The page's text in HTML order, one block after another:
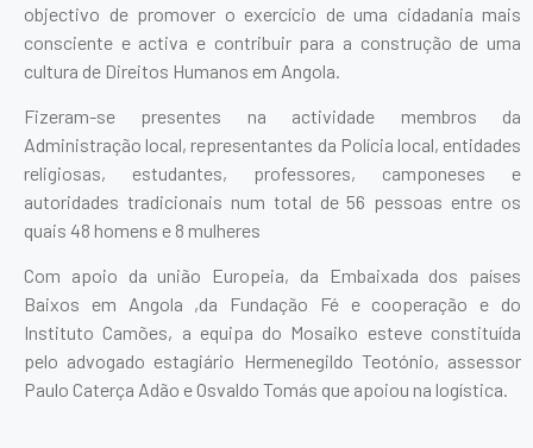
objectivo de promover o exercício de uma cidadania mais
consciente e activa e contribuir para a construção de uma
cultura de Direitos Humanos em Angola.
Fizeram-se presentes na actividade membros da
Administração local, representantes da Polícia local, entidades
religiosas, estudantes, professores, camponeses e
autoridades tradicionais num total de 56 pessoas entre os
quais 48 homens e 8 mulheres
Com apoio da união Europeia, da Embaixada dos países
Baixos em Angola ,da Fundação Fé e cooperação e do
Instituto Camões, a equipa do Mosaiko esteve constituída
pelo advogado estagiário Hermenegildo Teotónio, assessor
Paulo Caterça Adão e Osvaldo Tomás que apoiou na logística.